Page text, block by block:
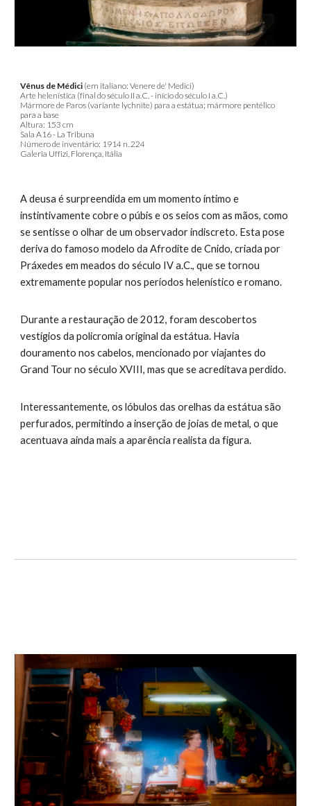
Vênus de Médici (em italiano: Venere de' Medici)
Arte helenística (final do século II a.C. - início do século I a.C.)
Mármore de Paros (variante lychnite) para a estátua; mármore pentélico
para a base
Altura: 153 cm
Sala A16 - La Tribuna
Número de inventário: 1914 n. 224
Galeria Uffizi, Florença, Itália
A deusa é surpreendida em um momento íntimo e
instintivamente cobre o púbis e os seios com as mãos, como
se sentisse o olhar de um observador indiscreto. Esta pose
deriva do famoso modelo da Afrodite de Cnido, criada por
Práxedes em meados do século IV a.C., que se tornou
extremamente popular nos períodos helenístico e romano.
Durante a restauração de 2012, foram descobertos
vestígios da policromia original da estátua. Havia
douramento nos cabelos, mencionado por viajantes do
Grand Tour no século XVIII, mas que se acreditava perdido.
Interessantemente, os lóbulos das orelhas da estátua são
perfurados, permitindo a inserção de joias de metal, o que
acentuava ainda mais a aparência realista da figura.